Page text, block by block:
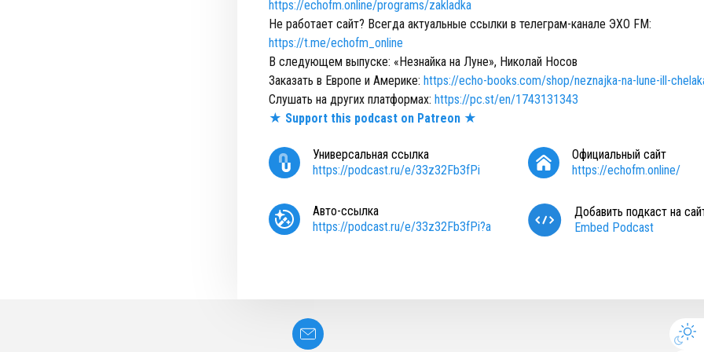
https://echofm.online/programs/zakladka
Не работает сайт? Всегда актуальные ссылки в телеграм-канале ЭХО FM:
https://t.me/echofm_online
В следующем выпуске: «Незнайка на Луне», Николай Носов
Заказать в Европе и Америке: https://echo-books.com/shop/neznajka-na-lune-ill-
Слушать на других платформах: https://pc.st/en/1743131343
★ Support this podcast on Patreon ★
Универсальная ссылка
https://podcast.ru/e/33z32Fb3fPi
Официальный сайт
https://echofm.online/
Авто-ссылка
https://podcast.ru/e/33z32Fb3fPi?a
Добавить подкаст на
Embed Podcast